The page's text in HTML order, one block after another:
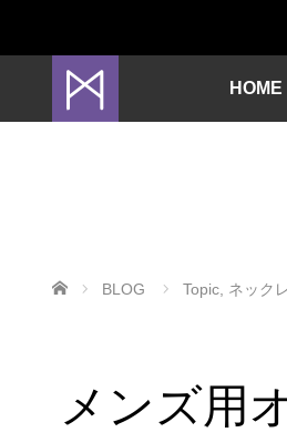
HOME
ホーム BLOG Topic ネック
メンズ用